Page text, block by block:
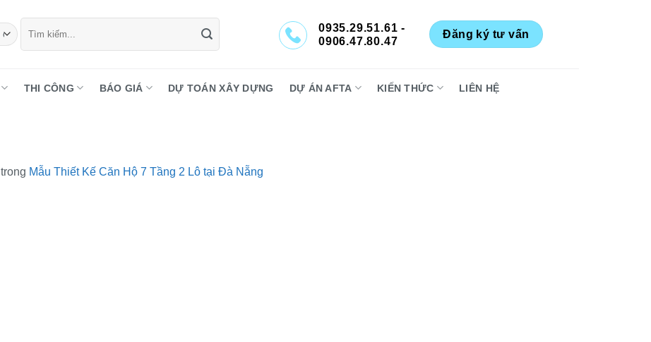
kiếm:
0935.29.51.61 -
0906.47.80.47
Đăng ký tư vấn
THI CÔNG BÁO GIÁ DỰ TOÁN XÂY DỰNG DỰ ÁN AFTA KIẾN THỨC LIÊN HỆ
trong Mẫu Thiết Kế Căn Hộ 7 Tầng 2 Lô tại Đà Nẵng